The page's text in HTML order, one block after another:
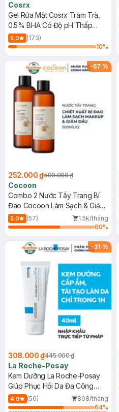
Cosrx
Gel Rửa Mặt Cosrx Tràm Trà,
0.5% BHA Có Độ pH Thấp
150ml
5.0
(173)
10%
-57 %
252.000 ₫590.000 ₫
Cocoon
Combo 2 Nước Tẩy Trang Bí
Đao Cocoon Làm Sạch & Giảm
Dầu 500ml
5.0 (57)
1.5k/tháng
60%
-31 %
308.000 ₫445.000 ₫
La Roche-Posay
Kem Dưỡng La Roche-Posay
Giúp Phục Hồi Da Đa Công
Dụng 40ml
4.9 (56)
808/tháng
64%